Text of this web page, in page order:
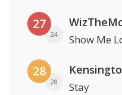
27
24 Show Me
28
28 Stay